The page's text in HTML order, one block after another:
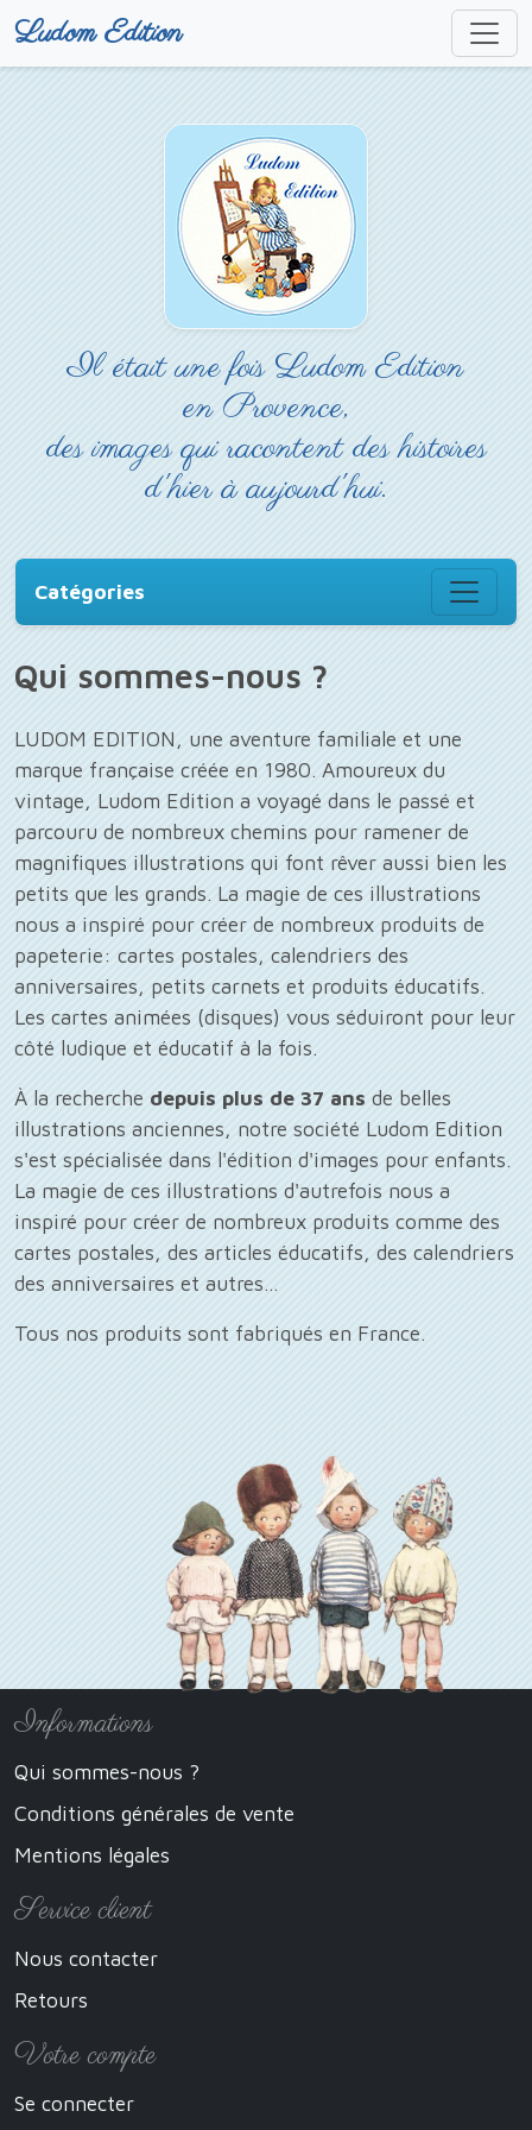
Ludom Edition
Il était une fois Ludom Edition
en Provence,
des images qui racontent des histoires
d'hier à aujourd'hui.
Catégories
Qui sommes-nous ?
LUDOM EDITION, une aventure familiale et une
marque française créée en 1980. Amoureux du
vintage, Ludom Edition a voyagé dans le passé et
parcouru de nombreux chemins pour ramener de
magnifiques illustrations qui font rêver aussi bien les
petits que les grands. La magie de ces illustrations
nous a inspiré pour créer de nombreux produits de
papeterie: cartes postales, calendriers des
anniversaires, petits carnets et produits éducatifs.
Les cartes animées (disques) vous séduiront pour leur
côté ludique et éducatif à la fois.
À la recherche depuis plus de 37 ans de belles
illustrations anciennes, notre société Ludom Edition
s'est spécialisée dans l'édition d'images pour enfants.
La magie de ces illustrations d'autrefois nous a
inspiré pour créer de nombreux produits comme des
cartes postales, des articles éducatifs, des calendriers
des anniversaires et autres...
Tous nos produits sont fabriqués en France.
Informations
Qui sommes-nous ?
Conditions générales de vente
Mentions légales
Service client
Nous contacter
Retours
Votre compte
Se connecter